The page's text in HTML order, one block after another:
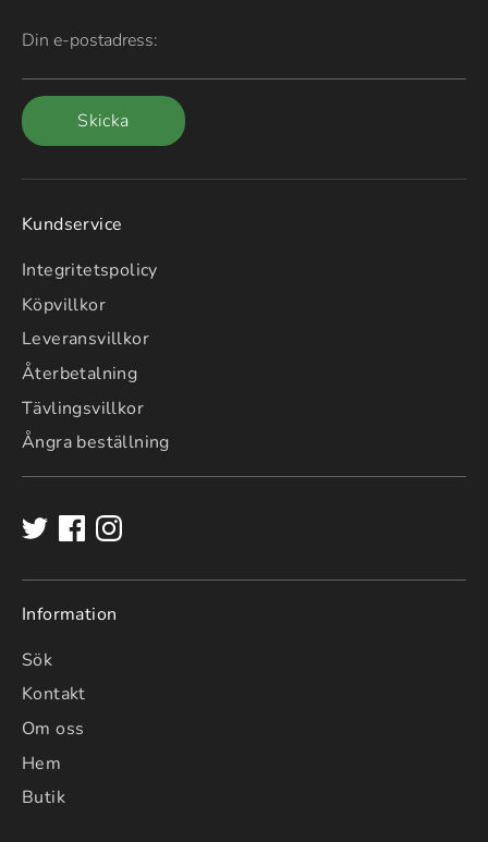
Din e-postadress:
Skicka
Kundservice
Integritetspolicy
Köpvillkor
Leveransvillkor
Återbetalning
Tävlingsvillkor
Ångra beställning
Information
Sök
Kontakt
Om oss
Hem
Butik